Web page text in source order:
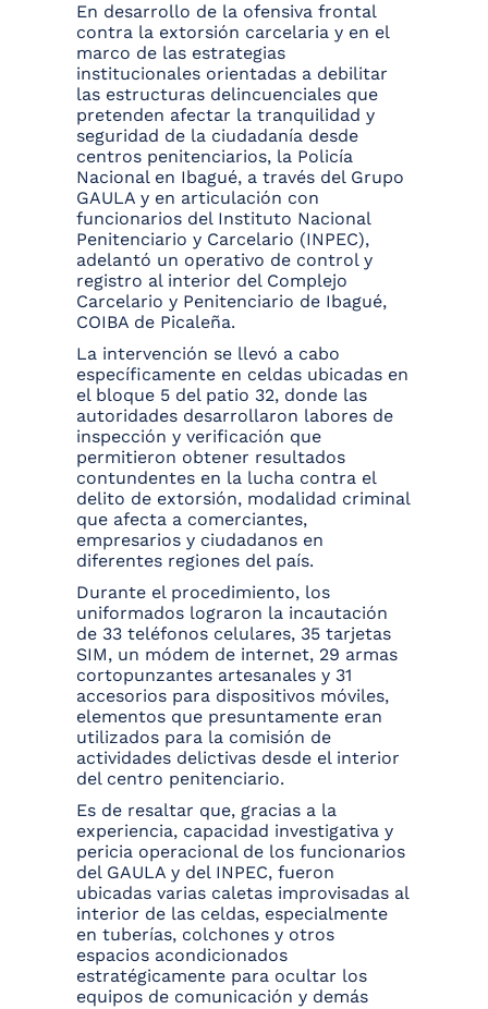
En desarrollo de la ofensiva frontal
contra la extorsión carcelaria y en el
marco de las estrategias
institucionales orientadas a debilitar
las estructuras delincuenciales que
pretenden afectar la tranquilidad y
seguridad de la ciudadanía desde
centros penitenciarios, la Policía
Nacional en Ibagué, a través del Grupo
GAULA y en articulación con
funcionarios del Instituto Nacional
Penitenciario y Carcelario (INPEC),
adelantó un operativo de control y
registro al interior del Complejo
Carcelario y Penitenciario de Ibagué,
COIBA de Picaleña.
La intervención se llevó a cabo
específicamente en celdas ubicadas en
el bloque 5 del patio 32, donde las
autoridades desarrollaron labores de
inspección y verificación que
permitieron obtener resultados
contundentes en la lucha contra el
delito de extorsión, modalidad criminal
que afecta a comerciantes,
empresarios y ciudadanos en
diferentes regiones del país.
Durante el procedimiento, los
uniformados lograron la incautación
de 33 teléfonos celulares, 35 tarjetas
SIM, un módem de internet, 29 armas
cortopunzantes artesanales y 31
accesorios para dispositivos móviles,
elementos que presuntamente eran
utilizados para la comisión de
actividades delictivas desde el interior
del centro penitenciario.
Es de resaltar que, gracias a la
experiencia, capacidad investigativa y
pericia operacional de los funcionarios
del GAULA y del INPEC, fueron
ubicadas varias caletas improvisadas al
interior de las celdas, especialmente
en tuberías, colchones y otros
espacios acondicionados
estratégicamente para ocultar los
equipos de comunicación y demás